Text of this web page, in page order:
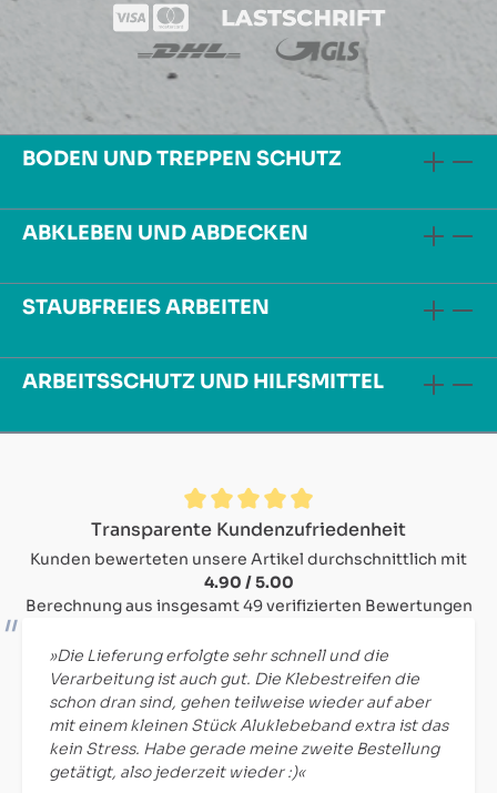
BODEN UND TREPPEN SCHUTZ
ABKLEBEN UND ABDECKEN
STAUBFREIES ARBEITEN
ARBEITSSCHUTZ UND HILFSMITTEL
Durchschnittliche Bewertung von 4.9 von 5 Sternen
Transparente Kundenzufriedenheit
Kunden bewerteten unsere Artikel durchschnittlich mit
4.90 / 5.00
Berechnung aus insgesamt 49 verifizierten Bewertungen
»Die Lieferung erfolgte sehr schnell und die
Verarbeitung ist auch gut. Die Klebestreifen die
schon dran sind, gehen teilweise wieder auf aber
mit einem kleinen Stück Aluklebeband extra ist das
kein Stress. Habe gerade meine zweite Bestellung
getätigt, also jederzeit wieder :)«